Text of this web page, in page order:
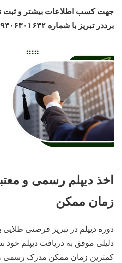
جهت کسب اطلاعات بیشتر و ثبت
برددر تبریز با شماره ۰۹۳۰۶۳۰۱۶۳۲ تماس بگیرید.
اخذ دیپلم رسمی و
زمان ممکن
دوره دیپلم در تبریز فرصتی
دلیلی موفق به دریافت دیپلم خود
کمترین زمان ممکن مدرک رسمی و